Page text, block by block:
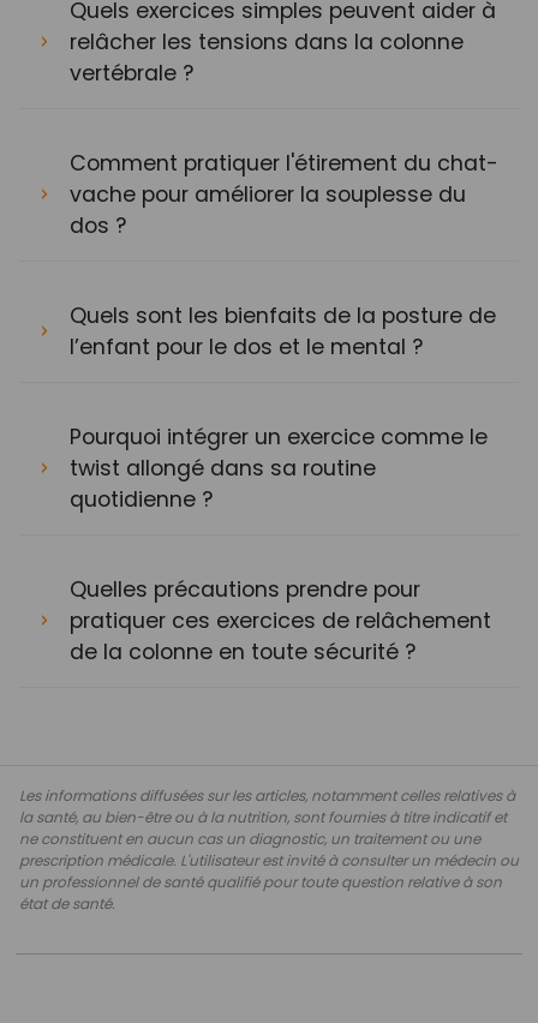
Quels exercices simples peuvent aider à
relâcher les tensions dans la colonne
vertébrale ?
Comment pratiquer l'étirement du chat-
vache pour améliorer la souplesse du
dos ?
Quels sont les bienfaits de la posture de
l’enfant pour le dos et le mental ?
Pourquoi intégrer un exercice comme le
twist allongé dans sa routine
quotidienne ?
Quelles précautions prendre pour
pratiquer ces exercices de relâchement
de la colonne en toute sécurité ?
Les informations diffusées sur les articles, notamment celles relatives à
la santé, au bien-être ou à la nutrition, sont fournies à titre indicatif et
ne constituent en aucun cas un diagnostic, un traitement ou une
prescription médicale. L'utilisateur est invité à consulter un médecin ou
un professionnel de santé qualifié pour toute question relative à son
état de santé.